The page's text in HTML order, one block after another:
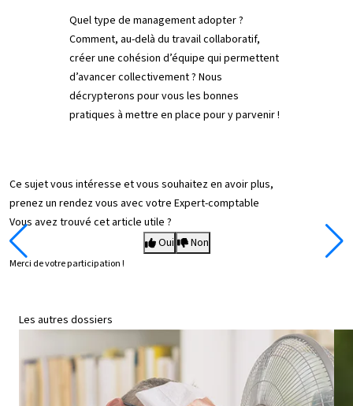
Quel type de management adopter ?
Comment, au-delà du travail collaboratif,
créer une cohésion d’équipe qui permettent
d’avancer collectivement ? Nous
décrypterons pour vous les bonnes
pratiques à mettre en place pour y parvenir !
Ce sujet vous intéresse et vous souhaitez en avoir plus,
prenez un rendez vous avec votre Expert-comptable
Vous avez trouvé cet article utile ?
Oui
Non
Merci de votre participation !
Les autres dossiers